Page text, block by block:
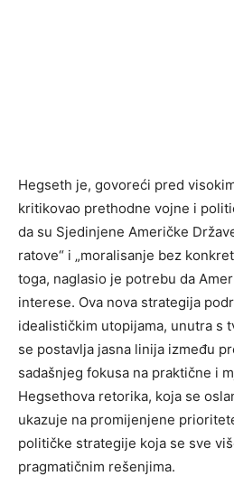
Hegseth je, govoreći pred
kritikovao prethodne vojne i
da su Sjedinjene Američke
ratove“ i „moralisanje bez
toga, naglasio je potrebu da
interese. Ova nova strategija
idealističkim utopijama, unutra s
se postavlja jasna linija između
sadašnjeg fokusa na praktične i
Hegsethova retorika, koja se
ukazuje na promijenjene
političke strategije koja se sve
pragmatičnim rešenjima.